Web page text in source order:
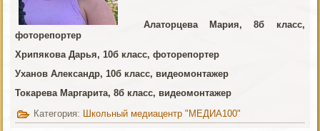
Алаторцева Мария, 8б класс,
фоторепортер
Хрипякова Дарья, 10б класс, фоторепортер
Уханов Александр, 10б класс, видеомонтажер
Токарева Маргарита, 8б класс, видеомонтажер
Категория: Школьный медиацентр "МЕДИА100"